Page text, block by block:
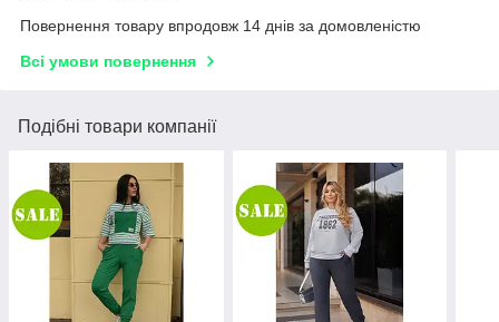
Повернення товару впродовж 14 днів за домовленістю
Всі умови повернення
Подібні товари компанії